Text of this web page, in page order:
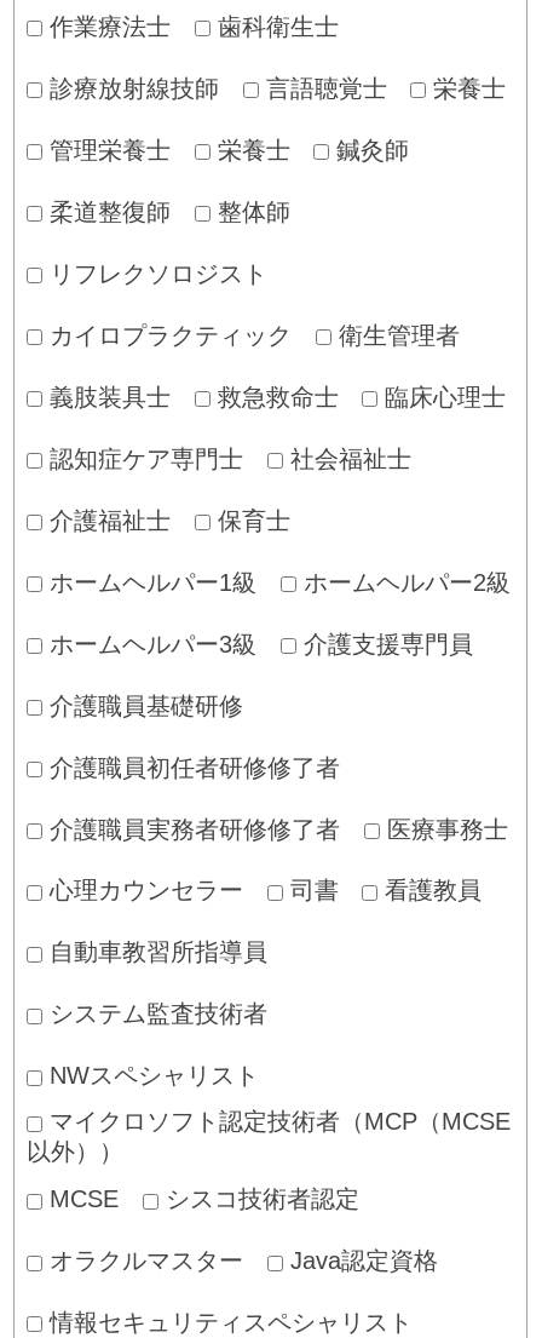
作業療法士 歯科衛生士
診療放射線技師 言語聴覚士 栄養士
管理栄養士 栄養士 鍼灸師
柔道整復師 整体師
リフレクソロジスト
カイロプラクティック 衛生管理者
義肢装具士 救急救命士 臨床心理士
認知症ケア専門士 社会福祉士
介護福祉士 保育士
ホームヘルパー1級 ホームヘルパー2級
ホームヘルパー3級 介護支援専門員
介護職員基礎研修
介護職員初任者研修修了者
介護職員実務者研修修了者 医療事務士
心理カウンセラー 司書 看護教員
自動車教習所指導員
システム監査技術者
NWスペシャリスト
マイクロソフト認定技術者（MCP（MCSE
以外））
MCSE
シスコ技術者認定
オラクルマスター Java認定資格
情報セキュリティスペシャリスト